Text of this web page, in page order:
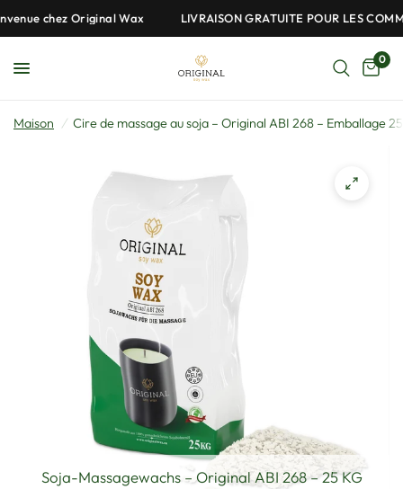
chez Original Wax LIVRAISON GRATUITE POUR LES
0
Maison / Cire de massage au soja – Original ABI 268 – Emballage
Soja-Massagewachs – Original ABI 268 – 25 KG